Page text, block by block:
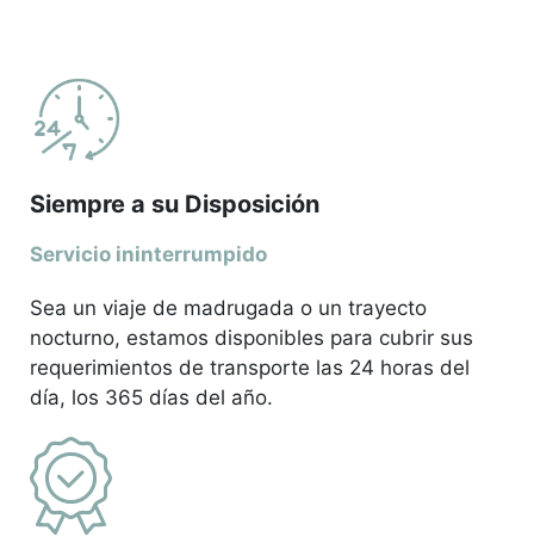
Siempre a su Disposición
Servicio ininterrumpido
Sea un viaje de madrugada o un trayecto
nocturno, estamos disponibles para cubrir sus
requerimientos de transporte las 24 horas del
día, los 365 días del año.